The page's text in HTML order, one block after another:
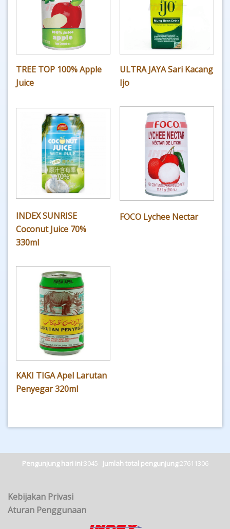
TREE TOP 100% Apple
Juice
ULTRA JAYA Sari Kacang
Ijo
INDEX SUNRISE
Coconut Juice 70%
330ml
FOCO Lychee Nectar
KAKI TIGA Apel Larutan
Penyegar 320ml
Pengunjung hari ini:3045 Jumlah total pengunjung:27611306
Kebijakan Privasi
Aturan Penggunaan